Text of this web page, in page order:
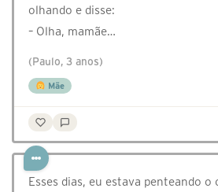
olhando e disse:
– Olha, mamãe…
(Paulo, 3 anos)
Mãe
Esses dias, eu estava penteando o